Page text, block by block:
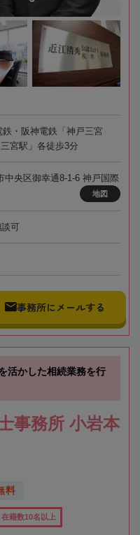
・阪神電鉄「神戸三宮
宮駅」各徒歩3分
中央区御幸通8-1-6 神戸国際
地図
可
事務所にメールする
活かした相続業務を行
事務所 小岩本
料
在籍数10名以上